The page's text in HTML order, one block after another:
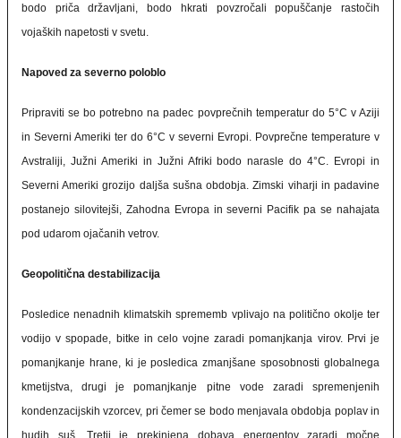
bodo priča državljani, bodo hkrati povzročali popuščanje rastočih
vojaških napetosti v svetu.
Napoved za severno poloblo
Pripraviti se bo potrebno na padec povprečnih temperatur do 5°C v Aziji
in Severni Ameriki ter do 6°C v severni Evropi. Povprečne temperature v
Avstraliji, Južni Ameriki in Južni Afriki bodo narasle do 4°C. Evropi in
Severni Ameriki grozijo daljša sušna obdobja. Zimski viharji in padavine
postanejo silovitejši, Zahodna Evropa in severni Pacifik pa se nahajata
pod udarom ojačanih vetrov.
Geopolitična destabilizacija
Posledice nenadnih klimatskih sprememb vplivajo na politično okolje ter
vodijo v spopade, bitke in celo vojne zaradi pomanjkanja virov. Prvi je
pomanjkanje hrane, ki je posledica zmanjšane sposobnosti globalnega
kmetijstva, drugi je pomanjkanje pitne vode zaradi spremenjenih
kondenzacijskih vzorcev, pri čemer se bodo menjavala obdobja poplav in
hudih suš. Tretji je prekinjena dobava energentov zaradi močne